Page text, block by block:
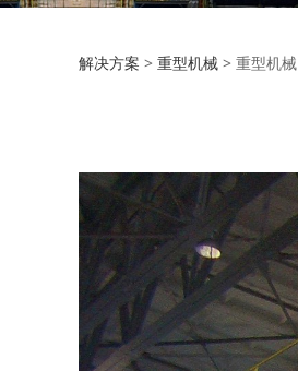
重型机械
解决方案 > 重型机械 > 重型机械